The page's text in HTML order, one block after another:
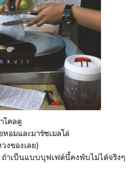
โคลดู
อมและมาร์ชเมลโล่
งของเลย)
ถ้าเป็นแบบบุฟเฟต์นี้คงพับไม่ได้จริงๆ